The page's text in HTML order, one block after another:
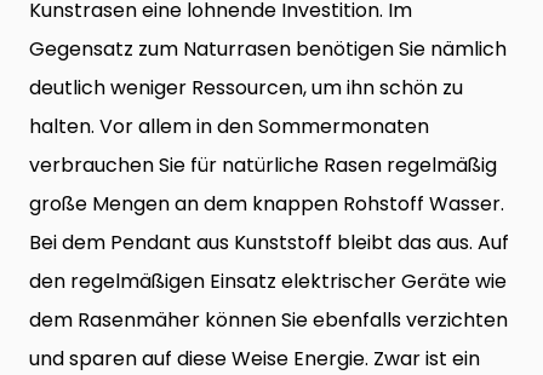
Kunstrasen eine lohnende Investition. Im
Gegensatz zum Naturrasen benötigen Sie nämlich
deutlich weniger Ressourcen, um ihn schön zu
halten. Vor allem in den Sommermonaten
verbrauchen Sie für natürliche Rasen regelmäßig
große Mengen an dem knappen Rohstoff Wasser.
Bei dem Pendant aus Kunststoff bleibt das aus. Auf
den regelmäßigen Einsatz elektrischer Geräte wie
dem Rasenmäher können Sie ebenfalls verzichten
und sparen auf diese Weise Energie. Zwar ist ein